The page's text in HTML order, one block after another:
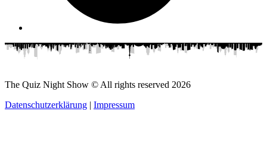
The Quiz Night Show © All rights reserved 2026
Datenschutzerklärung | Impressum